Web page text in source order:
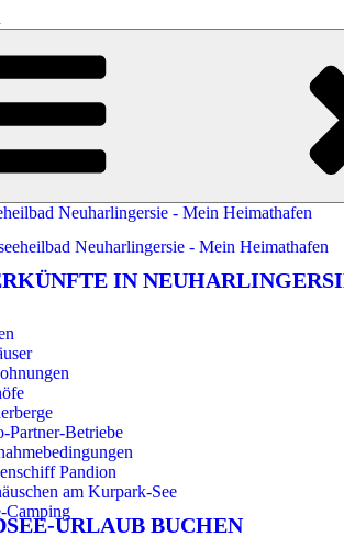
IN
Partner-Betriebe
Pandion
am Kurpark-See
Camping
URLAUB BUCHEN